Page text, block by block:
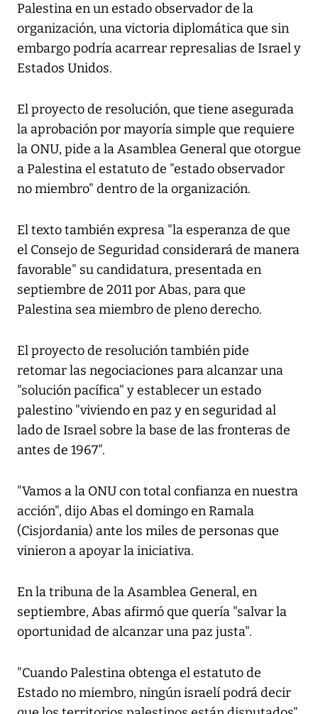
Palestina en un estado observador de la
organización, una victoria diplomática que sin
embargo podría acarrear represalias de Israel y
Estados Unidos.
El proyecto de resolución, que tiene asegurada
la aprobación por mayoría simple que requiere
la ONU, pide a la Asamblea General que otorgue
a Palestina el estatuto de "estado observador
no miembro" dentro de la organización.
El texto también expresa "la esperanza de que
el Consejo de Seguridad considerará de manera
favorable" su candidatura, presentada en
septiembre de 2011 por Abas, para que
Palestina sea miembro de pleno derecho.
El proyecto de resolución también pide
retomar las negociaciones para alcanzar una
"solución pacífica" y establecer un estado
palestino "viviendo en paz y en seguridad al
lado de Israel sobre la base de las fronteras de
antes de 1967".
"Vamos a la ONU con total confianza en nuestra
acción", dijo Abas el domingo en Ramala
(Cisjordania) ante los miles de personas que
vinieron a apoyar la iniciativa.
En la tribuna de la Asamblea General, en
septiembre, Abas afirmó que quería "salvar la
oportunidad de alcanzar una paz justa".
"Cuando Palestina obtenga el estatuto de
Estado no miembro, ningún israelí podrá decir